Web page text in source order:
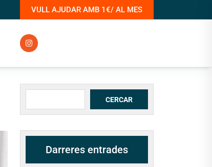
VULL AJUDAR AMB 1€/ AL MES
Cerca CERCAR
Darreres entrades